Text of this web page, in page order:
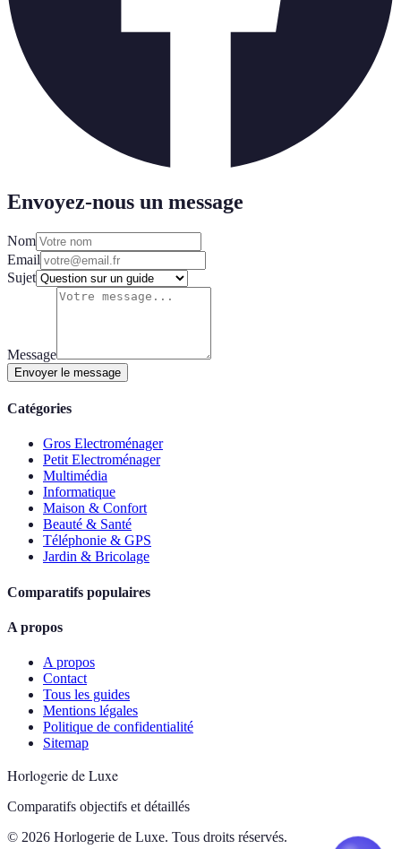
Envoyez-nous un message
Nom
Email
Sujet
Message
Envoyer le message
Catégories
Gros Electroménager
Petit Electroménager
Multimédia
Informatique
Maison & Confort
Beauté & Santé
Téléphonie & GPS
Jardin & Bricolage
Comparatifs populaires
A propos
A propos
Contact
Tous les guides
Mentions légales
Politique de confidentialité
Sitemap
Horlogerie de Luxe
Comparatifs objectifs et détaillés
© 2026 Horlogerie de Luxe. Tous droits réservés.